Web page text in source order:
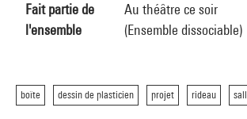
Fait partie de
l'ensemble
Au théâtre ce soir
(Ensemble dissociable)
boîte dessin de plasticien projet rideau